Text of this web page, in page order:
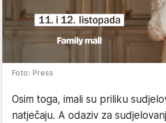
Foto: Press
Osim toga, imali su priliku
natječaju. A odaziv za